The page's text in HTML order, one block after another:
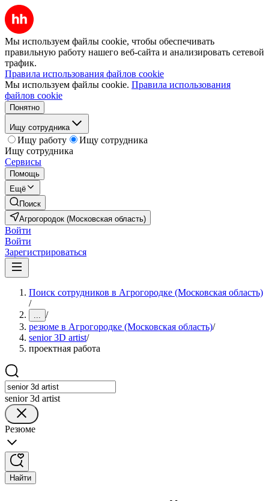
Мы используем файлы cookie, чтобы обеспечивать
правильную работу нашего веб-сайта и анализировать сетевой
трафик.
Правила использования файлов cookie
Мы используем файлы cookie. Правила использования
файлов cookie
Понятно
Ищу сотрудника
Ищу работу
Ищу сотрудника
Ищу сотрудника
Сервисы
Помощь
Ещё
Поиск
Агрогородок (Московская область)
Войти
Войти
Зарегистрироваться
Поиск сотрудников в Агрогородке (Московская область)
/
... /
резюме в Агрогородке (Московская область)/
senior 3D artist/
проектная работа
senior 3d artist
Резюме
Найти